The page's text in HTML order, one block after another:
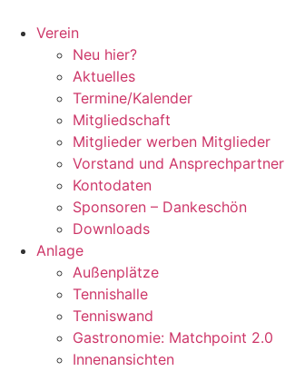
Inhalt
springen
Verein
Neu hier?
Aktuelles
Termine/Kalender
Mitgliedschaft
Mitglieder werben Mitglieder
Vorstand und Ansprechpartner
Kontodaten
Sponsoren – Dankeschön
Downloads
Anlage
Außenplätze
Tennishalle
Tenniswand
Gastronomie: Matchpoint 2.0
Innenansichten